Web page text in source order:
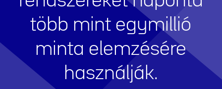
több mint egymillió
minta elemzésére
használják.